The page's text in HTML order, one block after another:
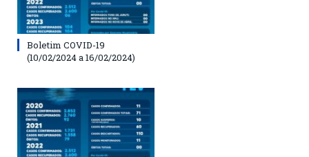
Boletim COVID-19
(10/02/2024 a 16/02/2024)